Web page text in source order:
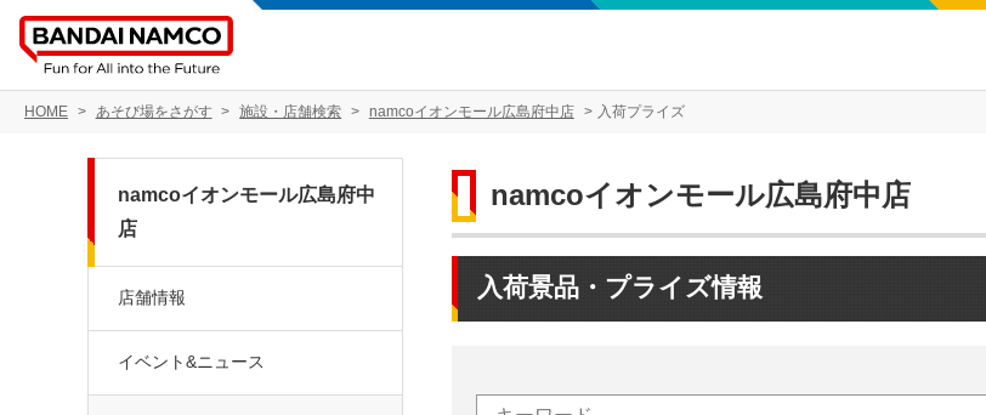
HOME あそび場をさがす 施設・店舗検索 namcoイオンモール広島府中店 入荷プライズ
namcoイオンモール広島府中店
入荷景品・プライズ情報
namcoイオンモール広島府中
店
店舗情報
イベント&ニュース